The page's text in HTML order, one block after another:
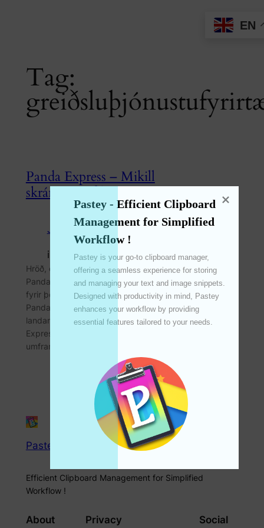
Tag:
Panda Express – Mikill
skráningarafsláttur!
Jul 31, 2024—byemperinter
in 熊猫速汇
Hröð, örugg og þægileg sending yfir landamæri –
Panda Express! Halló allir! Í dag langar mig að kynna
fyrir þér frábæra greiðsluþjónustu yfir landamæri –
Panda Express. Hvort sem þú þarft oft greiðslur yfir
landamæri eða hefur einstaka greiðsluþörf, Panda
Express getur veitt þér hágæða þjónustu sem er
umfram væntingar! Af hverju að velja Panda…
Pastey
Efficient Clipboard Management for Simplified
Workflow !
About Privacy Social
Pastey - Efficient Clipboard
Management for Simplified
Workflow !
Pastey is your go-to clipboard manager,
offering a seamless experience for storing
and managing your text and image snippets.
Designed with productivity in mind, Pastey
enhances your workflow by providing
essential features tailored to your needs.
EN